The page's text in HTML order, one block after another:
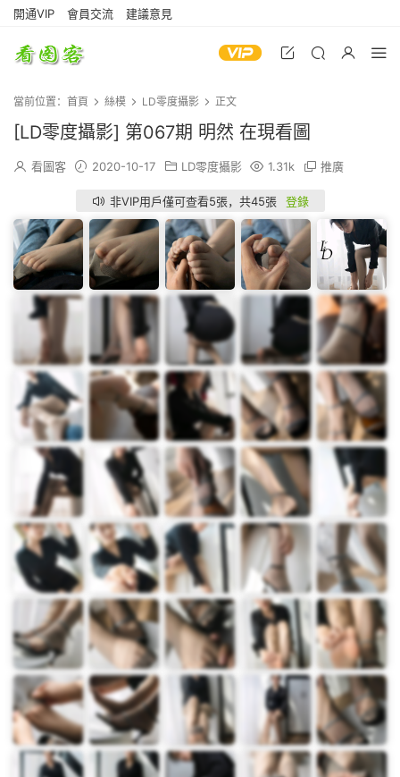
開通VIP 會員交流 建議意見
當前位置： 首頁 絲模 LD零度攝影 正文
[LD零度攝影] 第067期 明然 在現看圖
看圖客 2020-10-17 LD零度攝影 1.31k 推廣
非VIP用戶僅可查看5張，共45張 登錄